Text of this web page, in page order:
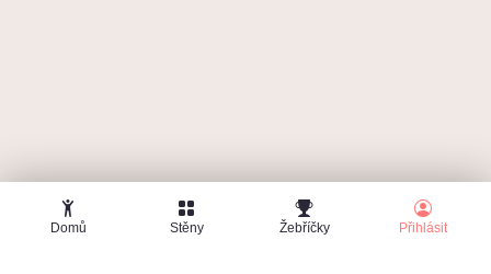
Domů Stěny Žebříčky Přihlásit